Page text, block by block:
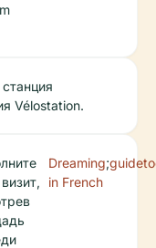
Vélostation.
Dreaming
in French
;